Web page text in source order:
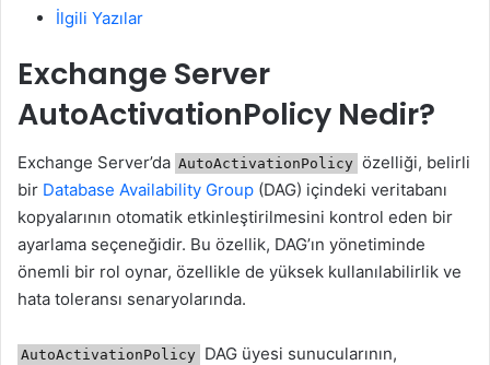
İlgili Yazılar
Exchange Server
AutoActivationPolicy Nedir?
Exchange Server’da AutoActivationPolicy özelliği, belirli
bir Database Availability Group (DAG) içindeki veritabanı
kopyalarının otomatik etkinleştirilmesini kontrol eden bir
ayarlama seçeneğidir. Bu özellik, DAG’ın yönetiminde
önemli bir rol oynar, özellikle de yüksek kullanılabilirlik ve
hata toleransı senaryolarında.
AutoActivationPolicy DAG üyesi sunucularının,